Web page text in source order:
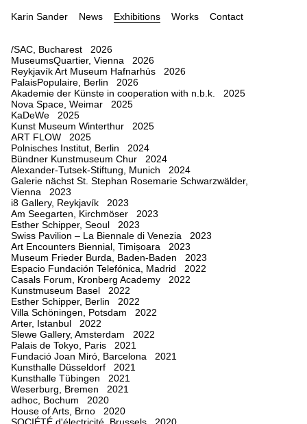
Karin Sander News Exhibitions Works Contact
/SAC, Bucharest 2026
MuseumsQuartier, Vienna 2026
Reykjavík Art Museum Hafnarhús 2026
PalaisPopulaire, Berlin 2026
Akademie der Künste in cooperation with n.b.k. 2025
Nova Space, Weimar 2025
KaDeWe 2025
Kunst Museum Winterthur 2025
ART FLOW 2025
Polnisches Institut, Berlin 2024
Bündner Kunstmuseum Chur 2024
Alexander-Tutsek-Stiftung, Munich 2024
Galerie nächst St. Stephan Rosemarie Schwarzwälder,
Vienna 2023
i8 Gallery, Reykjavík 2023
Am Seegarten, Kirchmöser 2023
Esther Schipper, Seoul 2023
Swiss Pavilion – La Biennale di Venezia 2023
Art Encounters Biennial, Timișoara 2023
Museum Frieder Burda, Baden-Baden 2023
Espacio Fundación Telefónica, Madrid 2022
Casals Forum, Kronberg Academy 2022
Kunstmuseum Basel 2022
Esther Schipper, Berlin 2022
Villa Schöningen, Potsdam 2022
Arter, Istanbul 2022
Slewe Gallery, Amsterdam 2022
Palais de Tokyo, Paris 2021
Fundació Joan Miró, Barcelona 2021
Kunsthalle Düsseldorf 2021
Kunsthalle Tübingen 2021
Weserburg, Bremen 2021
adhoc, Bochum 2020
House of Arts, Brno 2020